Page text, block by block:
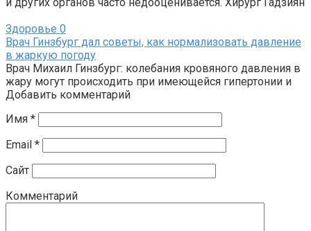
Здоровье 0
Врач Гинзбург дал советы, как нормализовать давление
в жаркую погоду
Врач Михаил Гинзбург: колебания кровяного давления в
жару могут происходить при имеющейся гипертонии и
Добавить комментарий
Имя *
Email *
Сайт
Комментарий